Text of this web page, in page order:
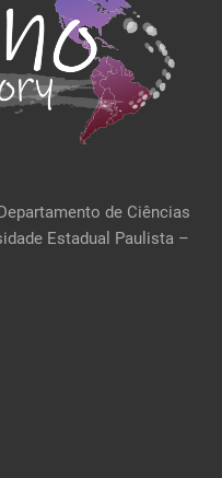
de Ciências
Estadual Paulista –